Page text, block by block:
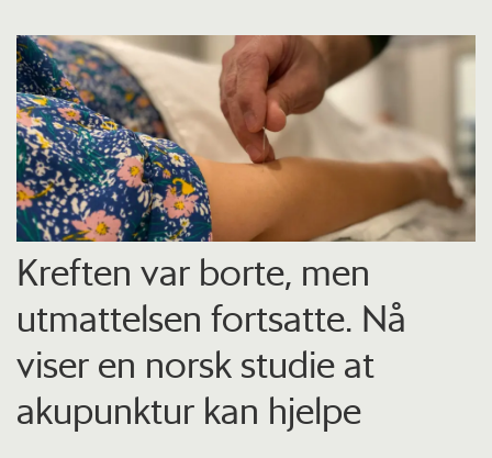
Kreften var borte, men
utmattelsen fortsatte. Nå
viser en norsk studie at
akupunktur kan hjelpe